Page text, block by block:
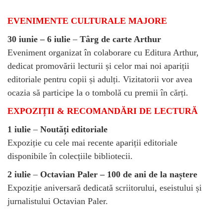
EVENIMENTE CULTURALE MAJORE
30 iunie – 6 iulie – Târg de carte Arthur
Eveniment organizat în colaborare cu Editura Arthur,
dedicat promovării lecturii și celor mai noi apariții
editoriale pentru copii și adulți. Vizitatorii vor avea
ocazia să participe la o tombolă cu premii în cărți.
EXPOZIȚII & RECOMANDĂRI DE LECTURĂ
1 iulie – Noutăți editoriale
Expoziție cu cele mai recente apariții editoriale
disponibile în colecțiile bibliotecii.
2 iulie – Octavian Paler – 100 de ani de la naștere
Expoziție aniversară dedicată scriitorului, eseistului și
jurnalistului Octavian Paler.